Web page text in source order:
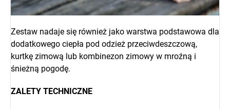
Zestaw nadaje się również jako warstwa podstawowa dla
dodatkowego ciepła pod odzież przeciwdeszczową,
kurtkę zimową lub kombinezon zimowy w mroźną i
śnieżną pogodę.
ZALETY TECHNICZNE